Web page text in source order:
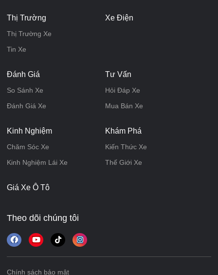
Thị Trường
Thị Trường Xe
Tin Xe
Xe Điện
Đánh Giá
So Sánh Xe
Đánh Giá Xe
Tư Vấn
Hỏi Đáp Xe
Mua Bán Xe
Kinh Nghiệm
Chăm Sóc Xe
Kinh Nghiệm Lái Xe
Khám Phá
Kiến Thức Xe
Thế Giới Xe
Giá Xe Ô Tô
Theo dõi chúng tôi
Chính sách bảo mật